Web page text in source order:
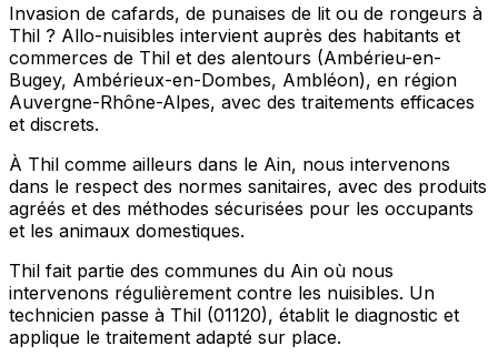
Invasion de cafards, de punaises de lit ou de rongeurs à
Thil ? Allo-nuisibles intervient auprès des habitants et
commerces de Thil et des alentours (Ambérieu-en-
Bugey, Ambérieux-en-Dombes, Ambléon), en région
Auvergne-Rhône-Alpes, avec des traitements efficaces
et discrets.
À Thil comme ailleurs dans le Ain, nous intervenons
dans le respect des normes sanitaires, avec des produits
agréés et des méthodes sécurisées pour les occupants
et les animaux domestiques.
Thil fait partie des communes du Ain où nous
intervenons régulièrement contre les nuisibles. Un
technicien passe à Thil (01120), établit le diagnostic et
applique le traitement adapté sur place.